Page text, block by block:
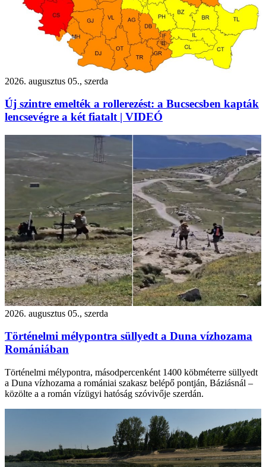
2026. augusztus 05., szerda
Új szintre emelték a rollerezést: a Bucsecsben kapták
lencsevégre a két fiatalt | VIDEÓ
2026. augusztus 05., szerda
Történelmi mélypontra süllyedt a Duna vízhozama
Romániában
Történelmi mélypontra, másodpercenként 1400 köbméterre süllyedt
a Duna vízhozama a romániai szakasz belépő pontján, Báziásnál –
közölte a a román vízügyi hatóság szóvivője szerdán.